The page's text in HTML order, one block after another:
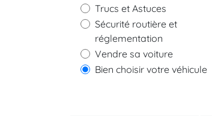
Trucs et Astuces
Sécurité routière et
réglementation
Vendre sa voiture
Bien choisir votre véhicule